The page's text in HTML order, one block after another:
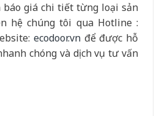
báo giá chi tiết từng loại sản
hệ chúng tôi qua Hotline :
ecodoor.vnđể được hỗ
chóng và dịch vụ tư vấn